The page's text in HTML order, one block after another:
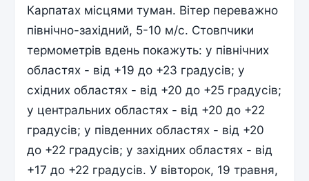
Карпатах місцями туман. Вітер переважно
північно-західний, 5-10 м/с. Стовпчики
термометрів вдень покажуть: у північних
областях - від +19 до +23 градусів; у
східних областях - від +20 до +25 градусів;
у центральних областях - від +20 до +22
градусів; у південних областях - від +20
до +22 градусів; у західних областях - від
+17 до +22 градусів. У вівторок, 19 травня,